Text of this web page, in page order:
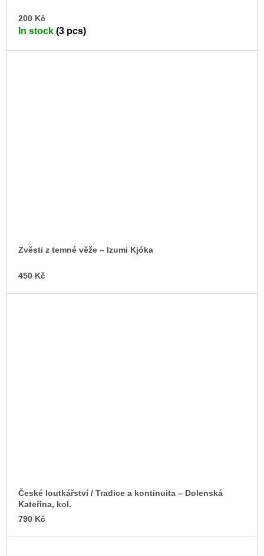
200 Kč
In stock (3 pcs)
Zvěsti z temné věže – Izumi Kjóka
450 Kč
České loutkářství / Tradice a kontinuita –⁠ Dolenská
Kateřina, kol.
790 Kč